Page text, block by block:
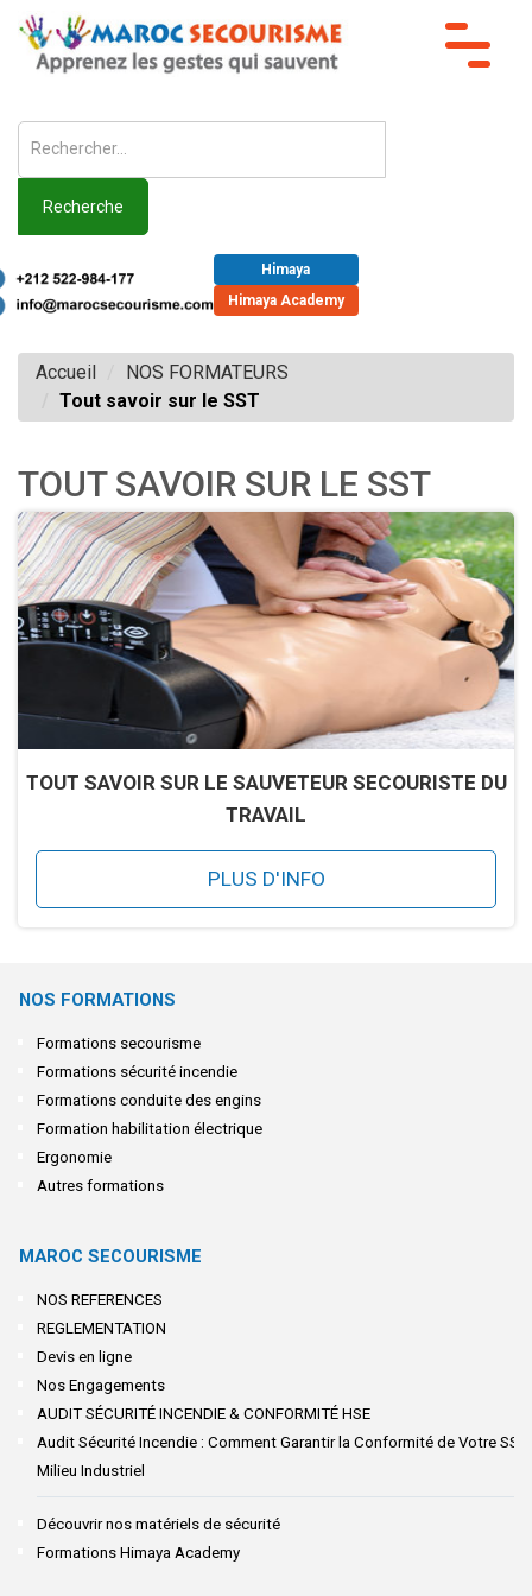
Recherche
Himaya
Himaya Academy
Toggle
Accueil
NOS FORMATEURS
Tout savoir sur le SST
TOUT SAVOIR SUR LE SST
TOUT SAVOIR SUR LE SAUVETEUR SECOURISTE DU
TRAVAIL
PLUS D'INFO
NOS FORMATIONS
Formations secourisme
Formations sécurité incendie
Formations conduite des engins
Formation habilitation électrique
Ergonomie
Autres formations
MAROC SECOURISME
NOS REFERENCES
REGLEMENTATION
Devis en ligne
Nos Engagements
AUDIT SÉCURITÉ INCENDIE & CONFORMITÉ HSE
Audit Sécurité Incendie : Comment Garantir la Conformité de Votre SSI
Milieu Industriel
Découvrir nos matériels de sécurité
Formations Himaya Academy